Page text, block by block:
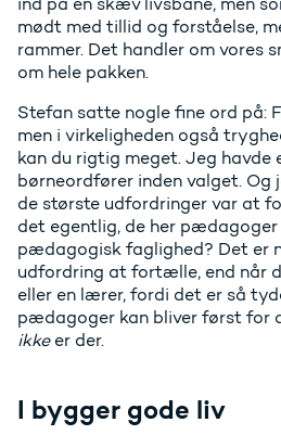
ind på en skæv livsbane, men
mødt med tillid og forståelse,
rammer. Det handler om vores
om hele pakken.
Stefan satte nogle fine ord på:
men i virkeligheden også
kan du rigtig meget. Jeg havde
børneordfører inden valget. Og
de største udfordringer var at
det egentlig, de her pædagoger
pædagogisk faglighed? Det er
udfordring at fortælle, end når
eller en lærer, fordi det er så
pædagoger kan bliver først for
ikkeer der.
I bygger gode liv